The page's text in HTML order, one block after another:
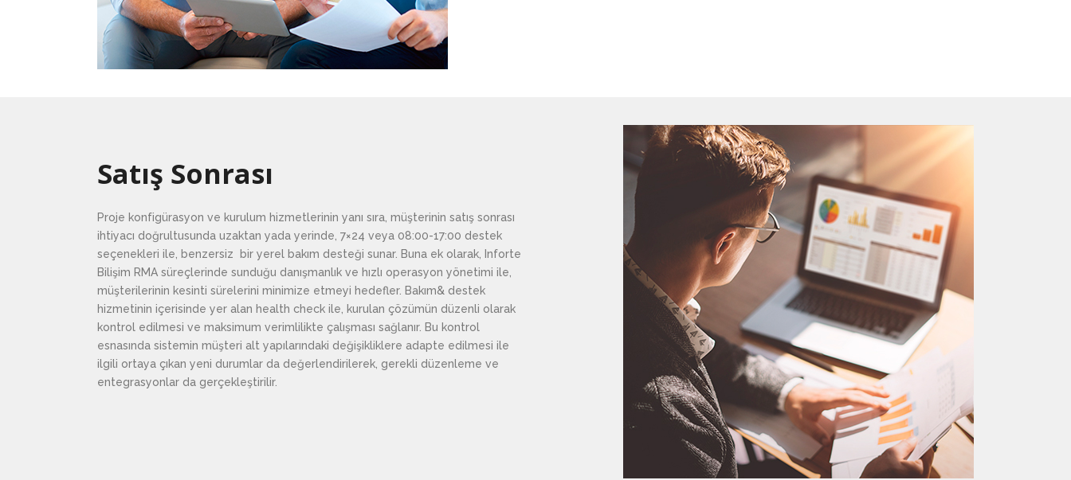
Satış Sonrası
Proje konfigürasyon ve kurulum hizmetlerinin yanı sıra, müşterinin satış sonrası
ihtiyacı doğrultusunda uzaktan yada yerinde, 7×24 veya 08:00-17:00 destek
seçenekleri ile, benzersiz bir yerel bakım desteği sunar. Buna ek olarak, Inforte
Bilişim RMA süreçlerinde sunduğu danışmanlık ve hızlı operasyon yönetimi ile,
müşterilerinin kesinti sürelerini minimize etmeyi hedefler. Bakım& destek
hizmetinin içerisinde yer alan health check ile, kurulan çözümün düzenli olarak
kontrol edilmesi ve maksimum verimlilikte çalışması sağlanır. Bu kontrol
esnasında sistemin müşteri alt yapılarındaki değişikliklere adapte edilmesi ile
ilgili ortaya çıkan yeni durumlar da değerlendirilerek, gerekli düzenleme ve
entegrasyonlar da gerçekleştirilir.